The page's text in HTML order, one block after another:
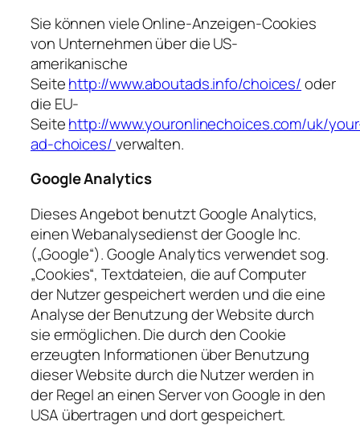
Sie können viele Online-Anzeigen-Cookies
von Unternehmen über die US-
amerikanische
Seitehttp://www.aboutads.info/choices/oder
die EU-
Seitehttp://www.youronlinechoices.com/uk/
ad-choices/verwalten.
Google Analytics
Dieses Angebot benutzt Google Analytics,
einen Webanalysedienst der Google Inc.
(„Google“). Google Analytics verwendet sog.
„Cookies“, Textdateien, die auf Computer
der Nutzer gespeichert werden und die eine
Analyse der Benutzung der Website durch
sie ermöglichen. Die durch den Cookie
erzeugten Informationen über Benutzung
dieser Website durch die Nutzer werden in
der Regel an einen Server von Google in den
USA übertragen und dort gespeichert.